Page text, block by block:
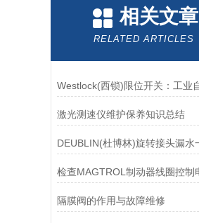
相关文章
RELATED ARTICLES
激光测速仪维护保养知识总结
隔膜阀的作用与故障维修